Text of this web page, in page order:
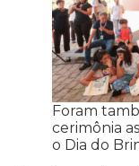
Foram
cerimônia
o Dia do